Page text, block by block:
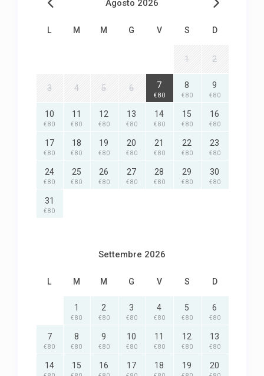
Agosto 2026
L M M G V S D
1 2
3 4 5 6 7
€ 80
8
€ 80
9
€ 80
10
€ 80
11
€ 80
12
€ 80
13
€ 80
14
€ 80
15
€ 80
16
€ 80
17
€ 80
18
€ 80
19
€ 80
20
€ 80
21
€ 80
22
€ 80
23
€ 80
24
€ 80
25
€ 80
26
€ 80
27
€ 80
28
€ 80
29
€ 80
30
€ 80
31
€ 80
Settembre 2026
L M M G V S D
1
€ 80
2
€ 80
3
€ 80
4
€ 80
5
€ 80
6
€ 80
7
€ 80
8
€ 80
9
€ 80
10
€ 80
11
€ 80
12
€ 80
13
€ 80
14 15 16 17 18 19 20